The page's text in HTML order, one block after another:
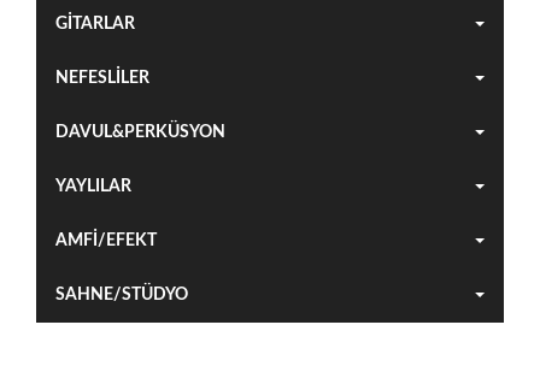
GİTARLAR
NEFESLİLER
DAVUL&PERKÜSYON
YAYLILAR
AMFİ/EFEKT
SAHNE/STÜDYO